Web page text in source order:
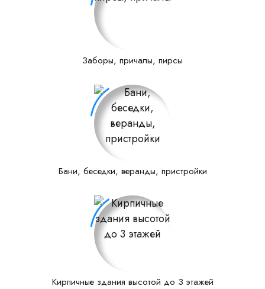
Заборы, причалы, пирсы
Бани, беседки, веранды, пристройки
Кирпичные здания высотой до 3 этажей